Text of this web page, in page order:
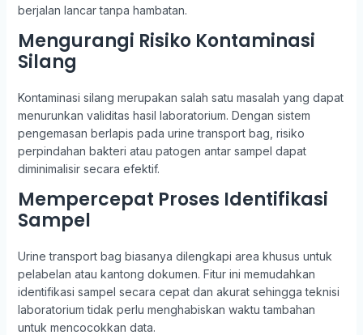
berjalan lancar tanpa hambatan.
Mengurangi Risiko Kontaminasi
Silang
Kontaminasi silang merupakan salah satu masalah yang dapat
menurunkan validitas hasil laboratorium. Dengan sistem
pengemasan berlapis pada urine transport bag, risiko
perpindahan bakteri atau patogen antar sampel dapat
diminimalisir secara efektif.
Mempercepat Proses Identifikasi
Sampel
Urine transport bag biasanya dilengkapi area khusus untuk
pelabelan atau kantong dokumen. Fitur ini memudahkan
identifikasi sampel secara cepat dan akurat sehingga teknisi
laboratorium tidak perlu menghabiskan waktu tambahan
untuk mencocokkan data.